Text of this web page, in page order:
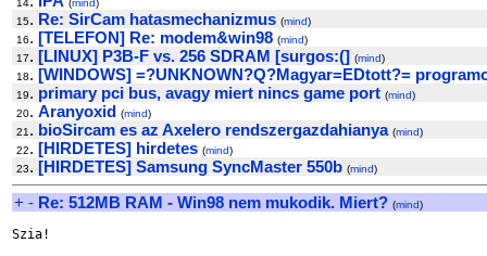
14
(mind)
15. Re: SirCam hatasmechanizmus (mind)
16. [TELEFON] Re: modem&win98 (mind)
17. [LINUX] P3B-F vs. 256 SDRAM [surgos:(] (mind)
18. [WINDOWS] =?UNKNOWN?Q?Magyar=EDtott?=
19. primary pci bus, avagy miert nincs game port (mind)
20. Aranyoxid (mind)
21 . bioSircam es az Axelero rendszergazdahianya (mind)
22. [HIRDETES] hirdetes (mind)
23. [HIRDETES] Samsung SyncMaster 550b (mind)
+ - Re: 512MB RAM - Win98 nem mukodik. Miert? (mind)
Szia!